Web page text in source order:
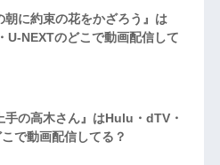
朝に約束の花をかざろう』は
U-NEXTのどこで動画配信して
手の高木さん』はHulu・dTV・
で動画配信してる？